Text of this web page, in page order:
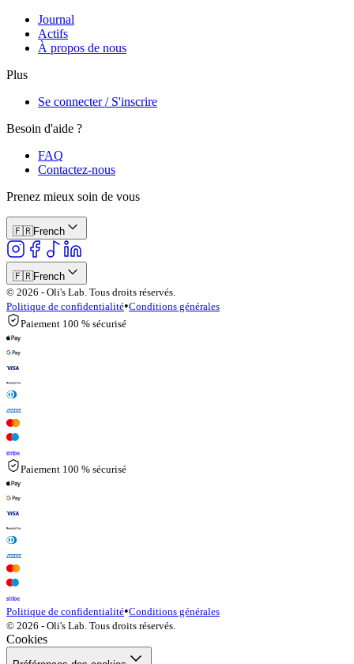
Journal
Actifs
À propos de nous
Plus
Se connecter / S'inscrire
Besoin d'aide ?
FAQ
Contactez-nous
Prenez mieux soin de vous
🇫🇷French
🇫🇷French
© 2026 - Oli's Lab. Tous droits réservés.
Politique de confidentialité•Conditions générales
Paiement 100 % sécurisé
Paiement 100 % sécurisé
Politique de confidentialité•Conditions générales
© 2026 - Oli's Lab. Tous droits réservés.
Cookies